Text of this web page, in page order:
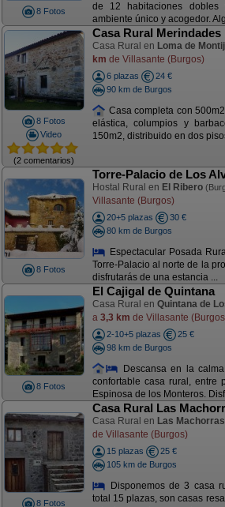
8 Fotos
de 12 habitaciones
ambiente único y acogedor.
8 Fotos
Video
(2 comentarios)
Casa Rural Merindades
Casa Rural en Loma de
km de Villasante (Burgos)
6 plazas
24 €
90 km de Burgos
Casa completa con
elástica, columpios y
150m2, distribuido en dos
8 Fotos
Torre-Palacio de Los
Hostal Rural en El Ribero
Villasante (Burgos)
20+5 plazas
30 €
80 km de Burgos
Espectacular Posada
Torre-Palacio al norte de la
disfrutarás de una estancia ...
8 Fotos
El Cajigal de Quintana
Casa Rural en Quintana de
a 3,3 km de Villasante
2-10+5 plazas
25 €
98 km de Burgos
Descansa en la
confortable casa rural, entre
Espinosa de los Monteros.
8 Fotos
Casa Rural Las
Casa Rural en Las Machorras
de Villasante (Burgos)
15 plazas
25 €
105 km de Burgos
Disponemos de 3 casa
total 15 plazas, son casas